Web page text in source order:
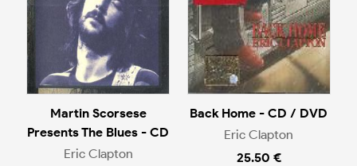
Martin Scorsese
Presents The Blues - CD
Eric Clapton
Back Home - CD / DVD
Eric Clapton
25.50 €